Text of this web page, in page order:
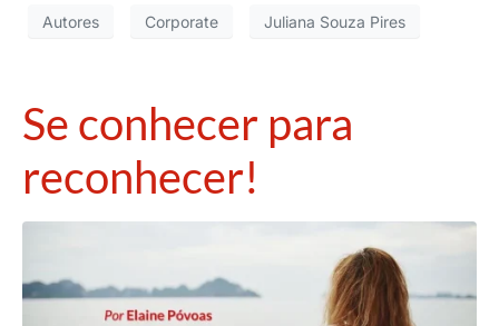
Autores Corporate Juliana Souza Pires
Se conhecer para
reconhecer!